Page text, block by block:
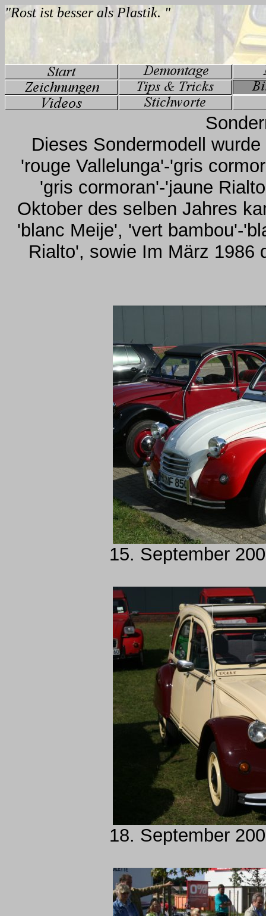
Dieses Sondermodell
'rouge Vallelunga'-'gris
'gris cormoran'-'jaune
Oktober des selben Jahres
'blanc Meije', 'vert bambou'-
Rialto', sowie Im März 1986
15. September
18. September